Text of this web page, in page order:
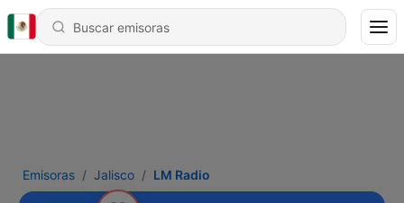
Emisoras Jalisco LM Radio